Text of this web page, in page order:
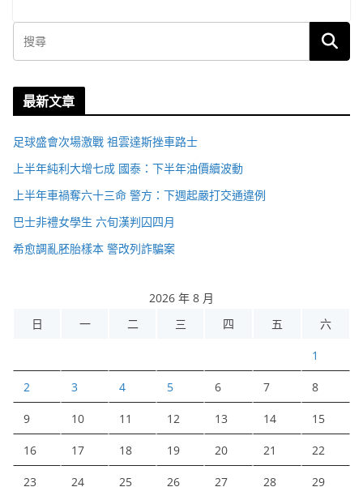
最新文章
足球盛會次場激戰 祖雲達斯挫車路士
上半年純利大增七成 國泰：下半年油價續波動
上半年車禍奪六十三命 警方：下週起嚴打交通違例
巴士非禮女學生 六旬漢判囚四月
希愈調亂胚胎樣本 警改列詐騙案
2026 年 8 月
日
一 二 三 四 五 六
1
2 3 4 5 6 7 8
9 10 11 12 13 14 15
16 17 18 19 20 21 22
23 24 25 26 27 28 29